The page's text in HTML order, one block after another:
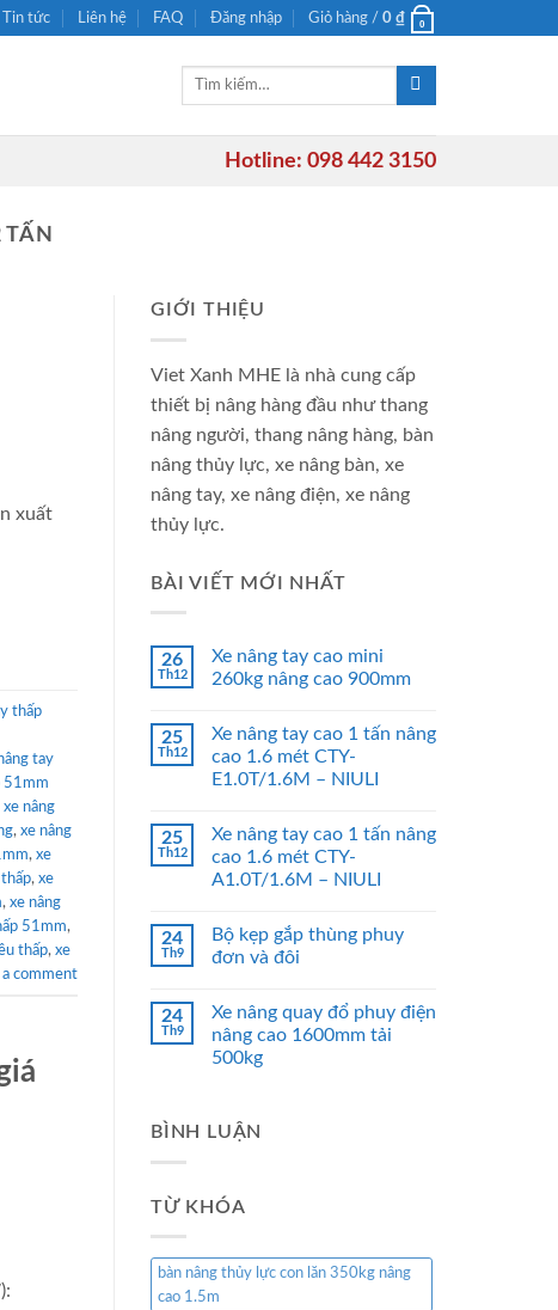
Tin tức Liên hệ FAQ Đăng nhập Giỏ hàng / 0 ₫ 0
Tìm
Hotline: 098 442 3150
xuất
thấp
tay
51mm
nâng
, xe nâng
, xe
thấp, xe
, xe nâng
51mm,
thấp, xe
a comment
GIỚI THIỆU
Viet Xanh MHE là nhà cung cấp
thiết bị nâng hàng đầu như thang
nâng người, thang nâng hàng, bàn
nâng thủy lực, xe nâng bàn, xe
nâng tay, xe nâng điện, xe nâng
thủy lực.
BÀI VIẾT MỚI NHẤT
26
Th12
Xe nâng tay cao mini
260kg nâng cao 900mm
25
Th12
Xe nâng tay cao 1 tấn nâng
cao 1.6 mét CTY-
E1.0T/1.6M – NIULI
25
Th12
Xe nâng tay cao 1 tấn nâng
cao 1.6 mét CTY-
A1.0T/1.6M – NIULI
24
Th9
Bộ kẹp gắp thùng phuy
đơn và đôi
24
Th9
Xe nâng quay đổ phuy điện
nâng cao 1600mm tải
500kg
BÌNH LUẬN
TỪ KHÓA
bàn nâng thủy lực con lăn 350kg nâng
cao 1.5m